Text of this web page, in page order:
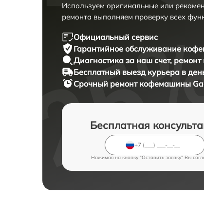
Используем оригинальные или
ремонта выполняем проверку всех
Официальный сервис
Гарантийное обслуживание
Диагностика за наш счет,
Бесплатный выезд курьера в
Срочный ремонт кофемашины
Бесплатная
Нажимая на кнопку "Оставить заявку" Вы